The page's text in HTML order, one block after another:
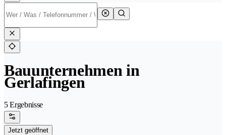
Bauunternehmen in
Gerlafingen
5 Ergebnisse
Jetzt geöffnet